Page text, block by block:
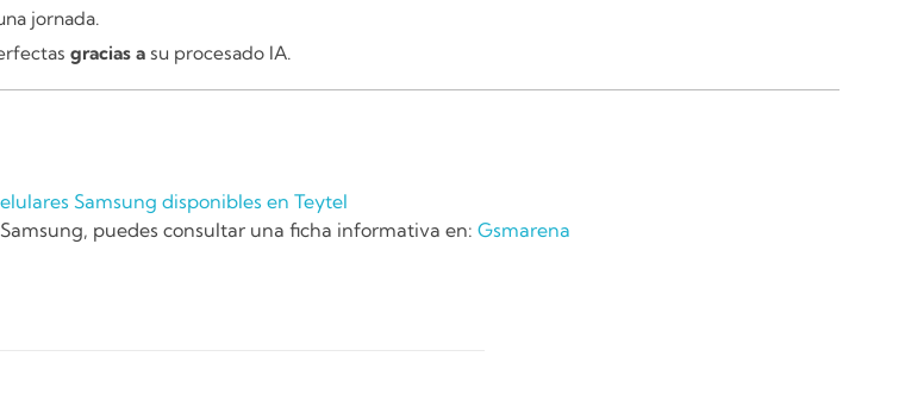
jornada.
gracias a su procesado IA.
Samsung disponibles en Teytel
puedes consultar una ficha informativa en: Gsmarena